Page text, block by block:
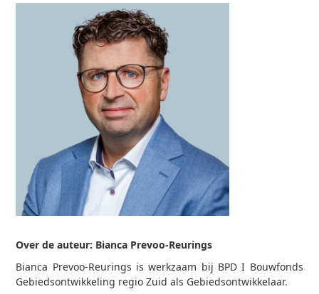
Over de auteur: Bianca Prevoo-Reurings
Bianca Prevoo-Reurings is werkzaam bij BPD I Bouwfonds
Gebiedsontwikkeling regio Zuid als Gebiedsontwikkelaar.